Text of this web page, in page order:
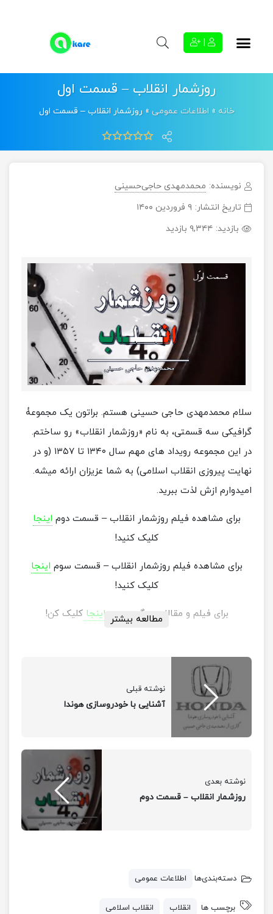
روزشمار انقلاب – قسمت اول
خانه »اطلاعات عمومی »روزشمار انقلاب – قسمت اول
نویسنده: محمدمهدی حاجی‌حسینی
تاریخ انتشار: ۹ فروردین ۱۴۰۰
بازدید: ۹,۳۴۴ بازدید
سلام محمدمهدی حاجی حسینی هستم. براتون یک مجموعۀ
گرافیکی سه قسمتی، به نام «روزشمار انقلاب» رو ساختم.
در این مجموعه رویداد های مهم سال ۱۳۴۰ تا ۱۳۵۷ (و در
نهایت پیروزی انقلاب اسلامی) به شما عزیزان ارائه میشه.
امیدوارم ازش لذت ببرید.
برای مشاهده فیلم روزشمار انقلاب – قسمت دوم اینجا
کلیک کنید!
برای مشاهده فیلم روزشمار انقلاب – قسمت سوم اینجا
کلیک کنید!
برای فیلم و مقالات دیگر بر روی اینجاکلیک کن! مطالعه بیشتر
نوشته قبلی
آشنایی با خودروسازی هوندا
نوشته بعدی
روزشمار انقلاب – قسمت دوم
دسته‌بندی‌ها اطلاعات عمومی
برچسب ها انقلاب انقلاب اسلامی